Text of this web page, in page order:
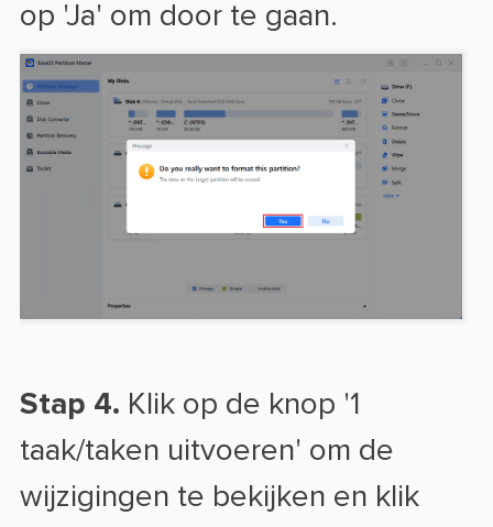
op 'Ja' om door te gaan.
Stap 4. Klik op de knop '1
taak/taken uitvoeren' om de
wijzigingen te bekijken en klik